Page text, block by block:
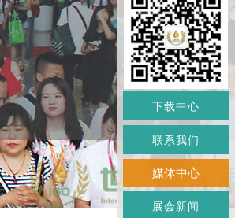
下载中心
联系我们
媒体中心
展会新闻